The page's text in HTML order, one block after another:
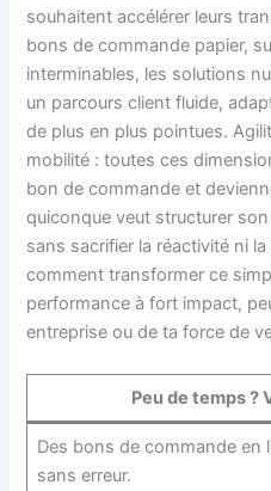
souhaitent accélérer leurs
bons de commande papier,
interminables, les solutions
un parcours client fluide,
de plus en plus pointues.
mobilité : toutes ces
bon de commande et
quiconque veut structurer
sans sacrifier la réactivité ni
comment transformer ce
performance à fort impact,
entreprise ou de ta force de
Peu de temps ?
Des bons de commande en
sans erreur.